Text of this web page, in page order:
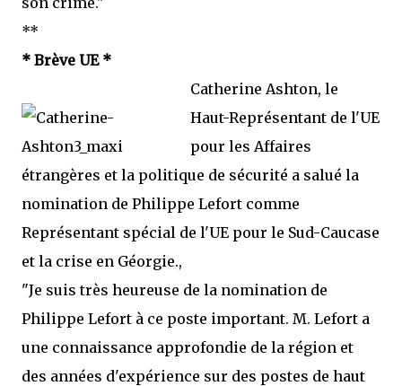
**
* Brève UE *
Catherine Ashton, le
Haut-Représentant de l'UE
pour les Affaires
étrangères et la politique de sécurité a salué la
nomination de Philippe Lefort comme
Représentant spécial de l'UE pour le Sud-Caucase
et la crise en Géorgie.,
"Je suis très heureuse de la nomination de
Philippe Lefort à ce poste important. M. Lefort a
une connaissance approfondie de la région et
des années d'expérience sur des postes de haut